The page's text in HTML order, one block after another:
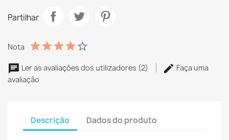
Partilhar
Nota
Ler as avaliações dos utilizadores (2)
Faça uma
avaliação
Descrição Dados do produto